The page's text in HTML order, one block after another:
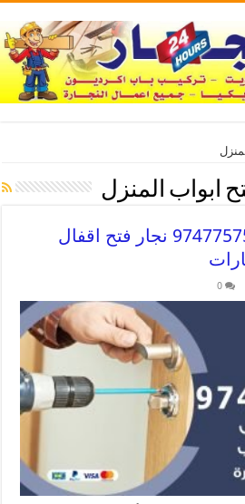
ابواب المنزل
فتح اقفال الشرق 97477575 نجار فتح اقفال
0